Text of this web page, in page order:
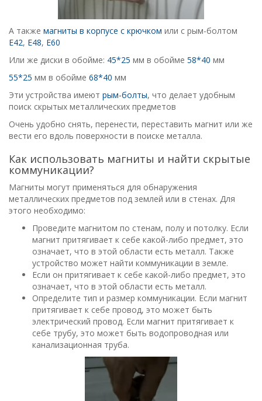
А также магниты в корпусе с крючком или с рым-болтом
Е42, Е48, Е60
Или же диски в обойме: 45*25 мм в обойме 58*40 мм
55*25 мм в обойме 68*40 мм
Эти устройства имеют рым-болты, что делает удобным
поиск скрытых металлических предметов
Очень удобно снять, перенести, переставить магнит или же
вести его вдоль поверхности в поиске металла.
Как использовать магниты и найти скрытые
коммуникации?
Магниты могут применяться для обнаружения
металлических предметов под землей или в стенах. Для
этого необходимо:
Проведите магнитом по стенам, полу и потолку. Если
магнит притягивает к себе какой-либо предмет, это
означает, что в этой области есть металл. Также
устройство может найти коммуникации в земле.
Если он притягивает к себе какой-либо предмет, это
означает, что в этой области есть металл.
Определите тип и размер коммуникации. Если магнит
притягивает к себе провод, это может быть
электрический провод. Если магнит притягивает к
себе трубу, это может быть водопроводная или
канализационная труба.